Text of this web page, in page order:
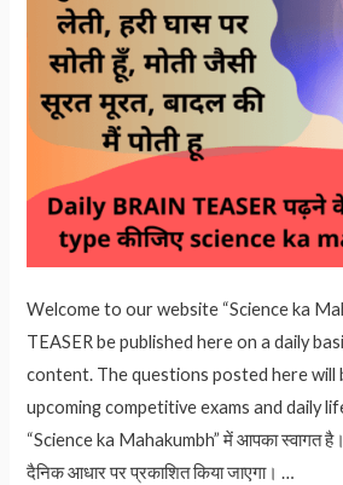
Welcome to our website “Science ka
TEASER be published here on a daily
content. The questions posted here will
upcoming competitive exams and daily life.
“Science ka Mahakumbh” में आपका स्वागत
दैनिक आधार पर प्रकाशित किया जाएगा। …